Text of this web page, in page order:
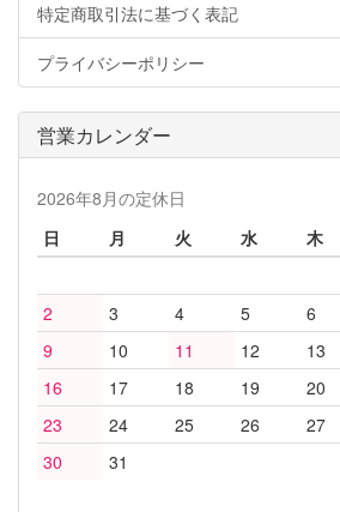
特定商取引法に基づく表記
プライバシーポリシー
営業カレンダー
2026年8月の定休日
日
月 火 水 木
2
3 4 5 6
9
10 11 12 13
16
17 18 19 20
23
24 25 26 27
30
31